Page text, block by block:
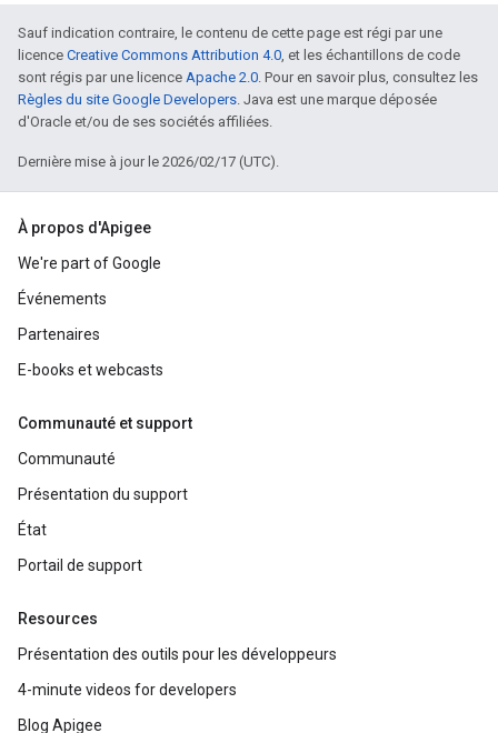
Sauf indication contraire, le contenu de cette page est régi par une
licence Creative Commons Attribution 4.0, et les échantillons de code
sont régis par une licence Apache 2.0. Pour en savoir plus, consultez les
Règles du site Google Developers. Java est une marque déposée
d'Oracle et/ou de ses sociétés affiliées.
Dernière mise à jour le 2026/02/17 (UTC).
À propos d'Apigee
We're part of Google
Événements
Partenaires
E-books et webcasts
Communauté et support
Communauté
Présentation du support
État
Portail de support
Resources
Présentation des outils pour les développeurs
4-minute videos for developers
Blog Apigee